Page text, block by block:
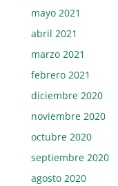
mayo 2021
abril 2021
marzo 2021
febrero 2021
diciembre 2020
noviembre 2020
octubre 2020
septiembre 2020
agosto 2020